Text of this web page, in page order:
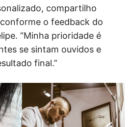
compartilho
o feedback do
“Minha prioridade é
se sintam ouvidos e
final.”